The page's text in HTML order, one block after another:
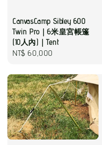
CanvasCamp Sibley 600
Twin Pro｜6米皇宮帳篷
(10人內)｜Tent
Regular
NT$ 60,000